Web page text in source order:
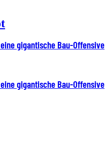
gigantische Bau-Offensive
gigantische Bau-Offensive